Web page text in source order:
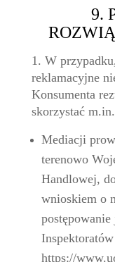
9.
1. W
reklamacyjne
Konsumenta
skorzystać
Mediacji
terenowo
Handlowej,
wnioskiem o
postępowanie
https://